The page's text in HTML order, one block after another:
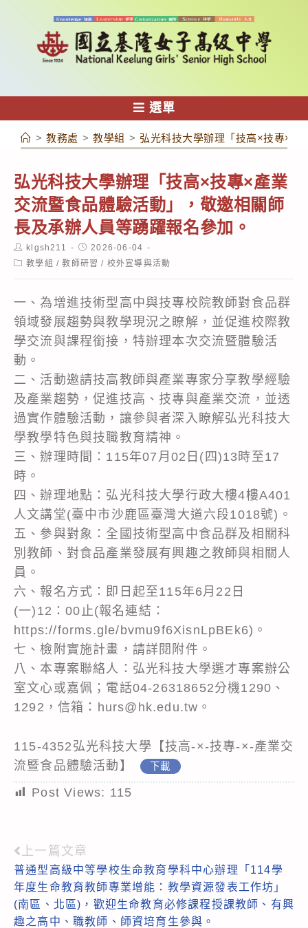
容
選單
> 教務處 > 教學組 > 弘光科技大學辦理「技高×技專×產
弘光科技大學辦理「技高×技專×產業
交流暨食品體驗活動」，敬邀相關師
長及承辦人員等踴躍報名參加。
Post
author:
klgsh211
Post
published:
2026-06-04
Post教學組 / 教師研習 / 校外宣導與活動
一、為增進技術型高中與技專校院教師對食品群
領域發展趨勢與教學現況之瞭解，並促進校際教
學交流與課程銜接，特辦理本次交流暨體驗活
動。
二、活動邀請技高教師與產業專家分享教學經驗
及產業趨勢，促進技高、技專與產業交流，並透
過實作體驗活動，讓參與者深入瞭解弘光科技大
學教學特色與技職教育精神。
三、辦理時間：115年07月02日(四)13時至17
時。
四、辦理地點：弘光科技大學行政大樓4樓A401
人文講堂(臺中市沙鹿區臺灣大道六段1018號)。
五、參與對象：全國技術型高中食品群及相關科
別教師、對食品產業發展有興趣之教師與相關人
員。
六、報名方式：即日起至115年6月22日
(一)12：00止(報名連結：
https://forms.gle/bvmu9f6XisnLpBEk6)。
七、檢附實施計畫，請詳閱附件。
八、本專案聯絡人：弘光科技大學選才專案辦公
室文心或嘉佩；電話04-26318652分機1290、
1292，信箱：hurs@hk.edu.tw。
115-4352弘光科技大學【技高-×-技專-×-產業交
流暨食品體驗活動】
下載
Post Views: 115
Read
more
articles
上一篇文章
普通型高級中等學校生命教育學科中心辦理「114學
年度生命教育教師專業增能：教學資源發表工作坊」
(南區、北區)，歡迎生命教育必修課程授課教師、有興
趣之高中、職教師、師資培育生參與。